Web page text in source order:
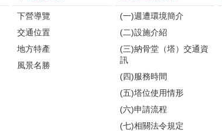
下營導覽
交通位置
地方特產
風景名勝
(一)週遭環境簡介
(二)設施介紹
(三)納骨堂（塔）交通資
訊
(四)服務時間
(五)塔位使用情形
(六)申請流程
(七)相關法令規定